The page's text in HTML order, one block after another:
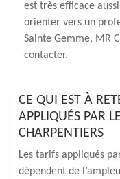
est très efficace
orienter vers un
Sainte Gemme, MR
contacter.
CE QUI EST À
APPLIQUÉS PAR
CHARPENTIERS
Les tarifs appliqués
dépendent de